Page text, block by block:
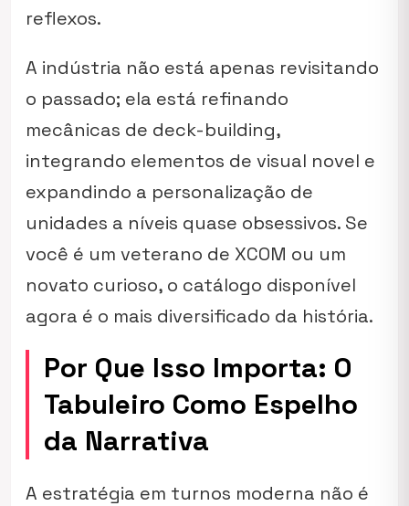
reflexos.
A indústria não está apenas revisitando
o passado; ela está refinando
mecânicas de deck-building,
integrando elementos de visual novel e
expandindo a personalização de
unidades a níveis quase obsessivos. Se
você é um veterano de XCOM ou um
novato curioso, o catálogo disponível
agora é o mais diversificado da história.
Por Que Isso Importa: O
Tabuleiro Como Espelho
da Narrativa
A estratégia em turnos moderna não é